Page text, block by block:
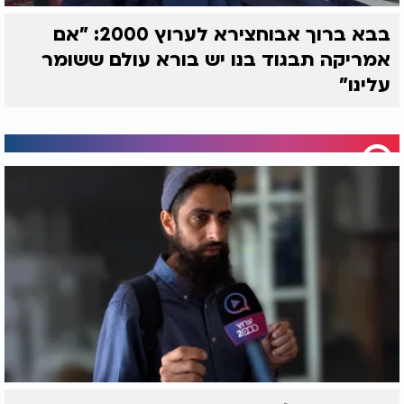
בבא ברוך אבוחצירא לערוץ 2000: "אם
אמריקה תבגוד בנו יש בורא עולם ששומר
עלינו"